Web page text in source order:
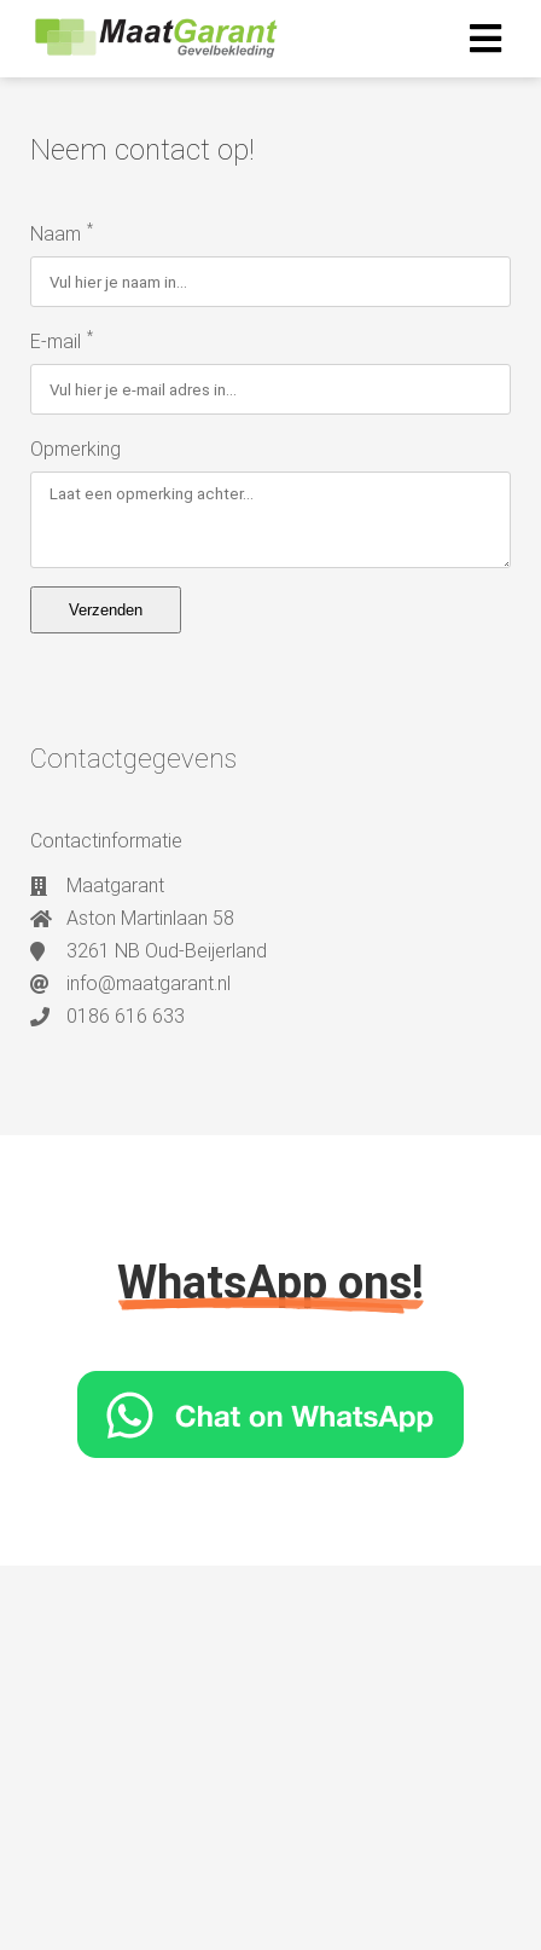
Neem contact op!
Naam *
E-mail *
Opmerking
Verzenden
Contactgegevens
Contactinformatie
Maatgarant
Aston Martinlaan 58
3261 NB Oud-Beijerland
info@maatgarant.nl
0186 616 633
WhatsApp ons!